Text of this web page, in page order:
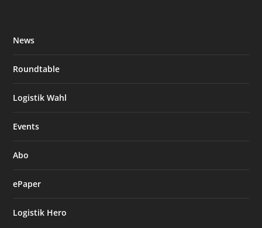
News
Roundtable
Logistik Wahl
Events
Abo
ePaper
Logistik Hero